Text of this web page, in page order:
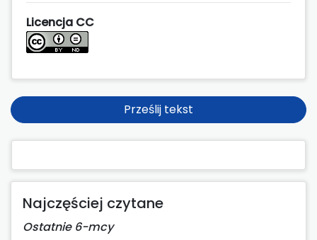
Licencja CC
Prześlij tekst
Najczęściej czytane
Ostatnie 6-mcy